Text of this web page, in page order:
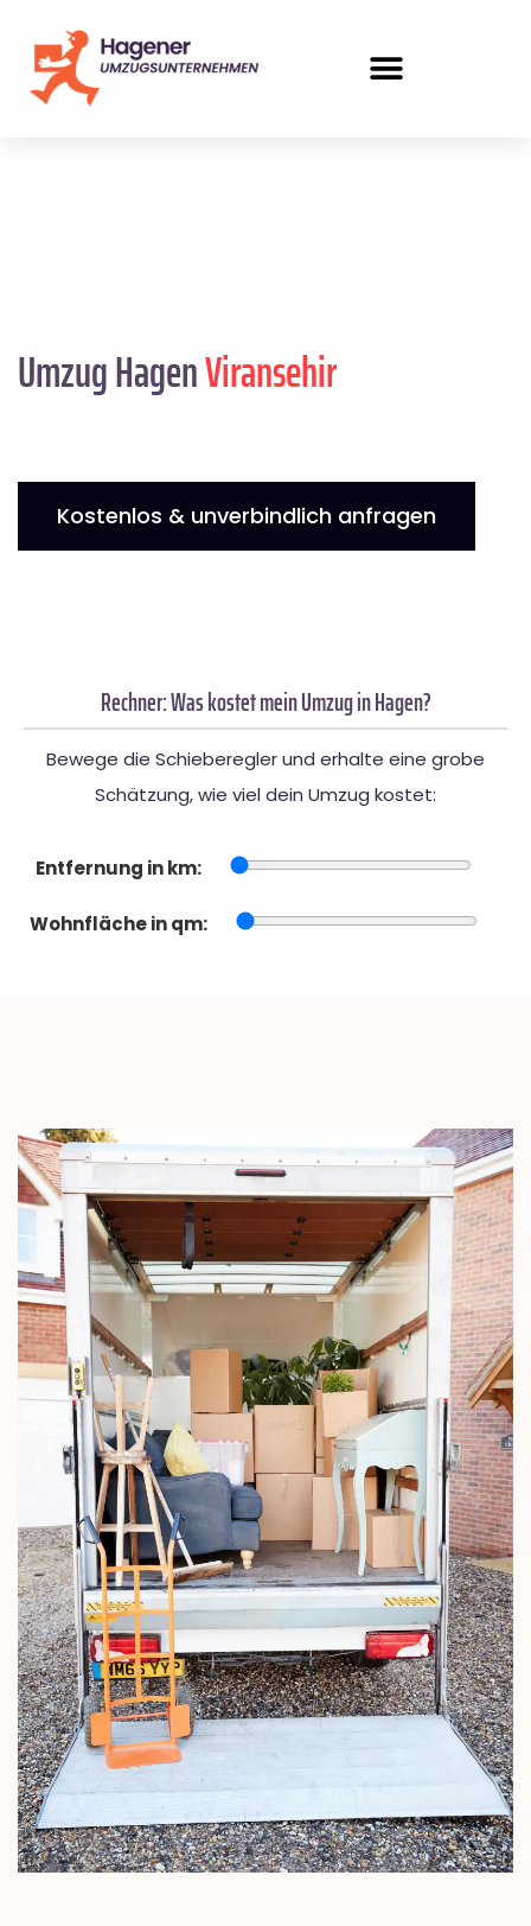
Umzug HagenViransehir
Kostenlos & unverbindlich anfragen
Rechner: Was kostet mein Umzug in Hagen?
Bewege die Schieberegler und erhalte eine grobe
Schätzung, wie viel dein Umzug kostet:
Entfernung in km:
Wohnfläche in qm: